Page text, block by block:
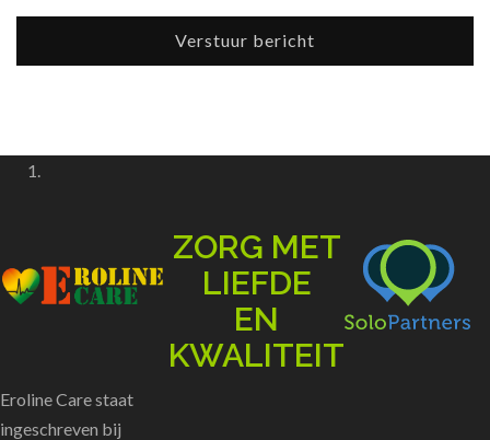
Verstuur bericht
ZORG MET
LIEFDE
EN
KWALITEIT
Eroline Care staat
ingeschreven bij